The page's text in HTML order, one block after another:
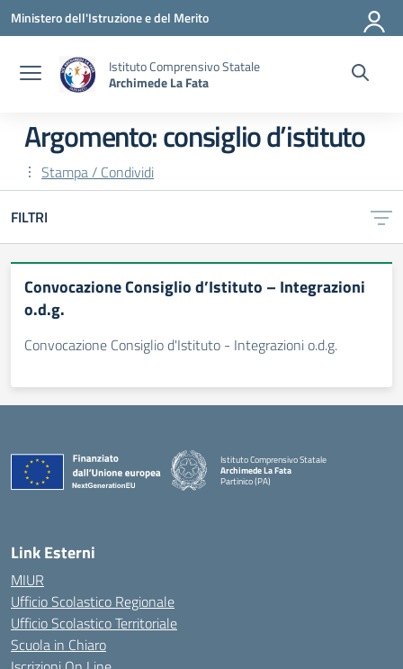
Vai ai contenuti
Vai al menu di navigazione
Vai al footer
Ministero dell'Istruzione e del Merito
Istituto Comprensivo Statale
Archimede La Fata
Argomento: consiglio d’istituto
Stampa / Condividi
FILTRI
Convocazione Consiglio d’Istituto – Integrazioni
o.d.g.
Convocazione Consiglio d'Istituto - Integrazioni o.d.g.
Istituto Comprensivo Statale
Archimede La Fata
Partinico (PA)
Link Esterni
MIUR
Ufficio Scolastico Regionale
Ufficio Scolastico Territoriale
Scuola in Chiaro